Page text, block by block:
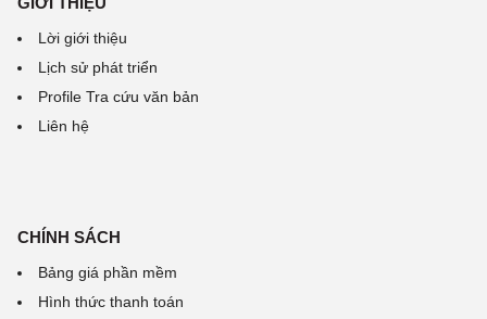
Lời giới thiệu
Lịch sử phát triển
Profile Tra cứu văn bản
Liên hệ
CHÍNH SÁCH
Bảng giá phần mềm
Hình thức thanh toán